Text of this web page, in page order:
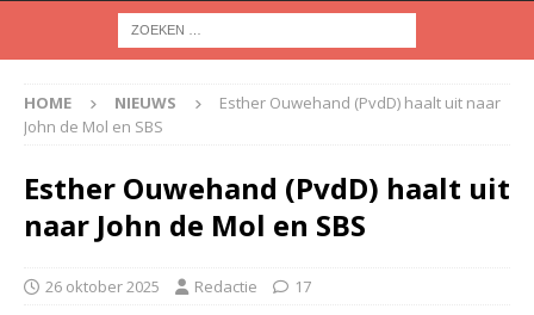
HOME NIEUWS
Esther Ouwehand (PvdD) haalt uit naar
John de Mol en SBS
Esther Ouwehand (PvdD) haalt uit
naar John de Mol en SBS
26 oktober 2025 Redactie 17